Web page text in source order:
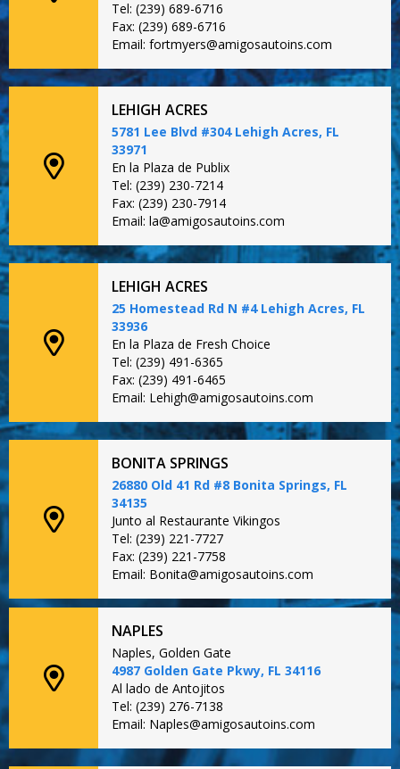
Tel: (239) 689-6716
Fax: (239) 689-6716
Email: fortmyers@amigosautoins.com
LEHIGH ACRES
5781 Lee Blvd #304 Lehigh Acres, FL
33971
En la Plaza de Publix
Tel: (239) 230-7214
Fax: (239) 230-7914
Email: la@amigosautoins.com
LEHIGH ACRES
25 Homestead Rd N #4 Lehigh Acres, FL
33936
En la Plaza de Fresh Choice
Tel: (239) 491-6365
Fax: (239) 491-6465
Email: Lehigh@amigosautoins.com
BONITA SPRINGS
26880 Old 41 Rd #8 Bonita Springs, FL
34135
Junto al Restaurante Vikingos
Tel: (239) 221-7727
Fax: (239) 221-7758
Email: Bonita@amigosautoins.com
NAPLES
Naples, Golden Gate
4987 Golden Gate Pkwy, FL 34116
Al lado de Antojitos
Tel: (239) 276-7138
Email: Naples@amigosautoins.com